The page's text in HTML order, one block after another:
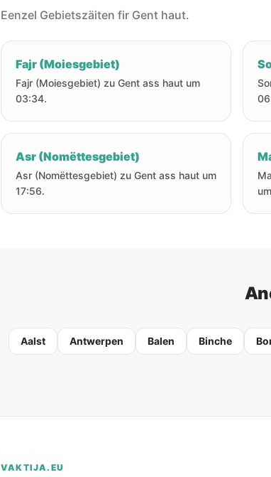
Eenzel Gebietszäiten fir Gent haut.
Fajr (Moiesgebiet)
Fajr (Moiesgebiet) zu Gent ass haut um
03:34.
Asr (Nomëttesgebiet)
Asr (Nomëttesgebiet) zu Gent ass haut um
17:56.
Aalst Antwerpen Balen Binche
VAKTIJA.EU